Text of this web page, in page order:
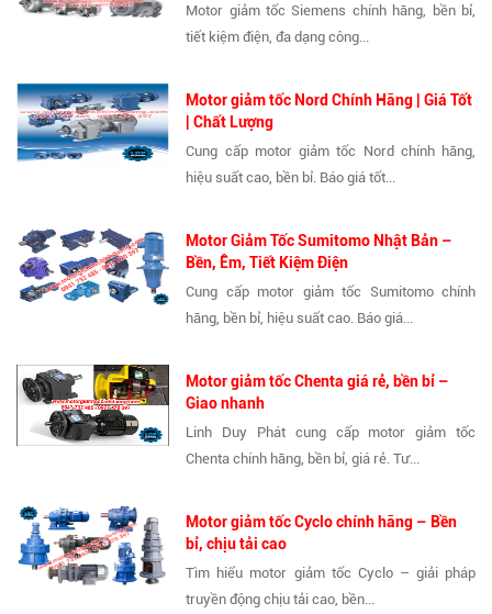
Motor giảm tốc Siemens chính hãng, bền bỉ,
tiết kiệm điện, đa dạng công...
Motor giảm tốc Nord Chính Hãng | Giá Tốt
| Chất Lượng
Cung cấp motor giảm tốc Nord chính hãng,
hiệu suất cao, bền bỉ. Báo giá tốt...
Motor Giảm Tốc Sumitomo Nhật Bản –
Bền, Êm, Tiết Kiệm Điện
Cung cấp motor giảm tốc Sumitomo chính
hãng, bền bỉ, hiệu suất cao. Báo giá...
Motor giảm tốc Chenta giá rẻ, bền bỉ –
Giao nhanh
Linh Duy Phát cung cấp motor giảm tốc
Chenta chính hãng, bền bỉ, giá rẻ. Tư...
Motor giảm tốc Cyclo chính hãng – Bền
bỉ, chịu tải cao
Tìm hiểu motor giảm tốc Cyclo – giải pháp
truyền động chịu tải cao, bền...